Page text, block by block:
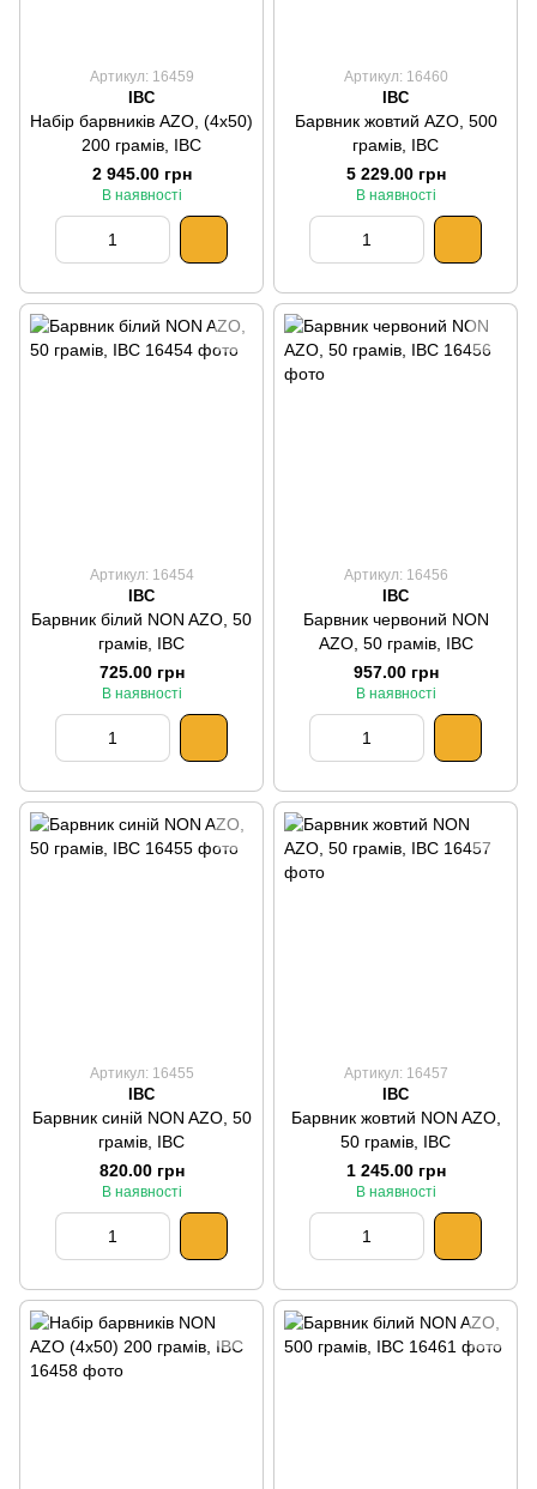
Артикул: 16459
IBC
Набір барвників AZO, (4x50)
200 грамів, IBC
2 945.00 грн
В наявності
Артикул: 16460
IBC
Барвник жовтий AZO, 500
грамів, IBC
5 229.00 грн
В наявності
Артикул: 16454
IBC
Барвник білий NON AZO, 50
грамів, IBC
725.00 грн
В наявності
Артикул: 16456
IBC
Барвник червоний NON
AZO, 50 грамів, IBC
957.00 грн
В наявності
Артикул: 16455
IBC
Барвник синій NON AZO, 50
грамів, IBC
820.00 грн
В наявності
Артикул: 16457
IBC
Барвник жовтий NON AZO,
50 грамів, IBC
1 245.00 грн
В наявності